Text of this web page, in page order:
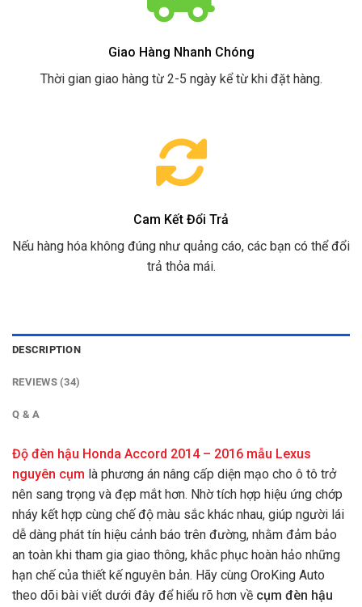
Giao Hàng Nhanh Chóng
Thời gian giao hàng từ 2-5 ngày kể từ khi đặt hàng.
Cam Kết Đổi Trả
Nếu hàng hóa không đúng như quảng cáo, các bạn có thể đổi
trả thỏa mái.
DESCRIPTION
REVIEWS (34)
Q & A
Độ đèn hậu Honda Accord 2014 – 2016 mẫu Lexus
nguyên cụm là phương án nâng cấp diện mạo cho ô tô trở
nên sang trọng và đẹp mắt hơn. Nhờ tích hợp hiệu ứng chớp
nháy kết hợp cùng chế độ màu sắc khác nhau, giúp người lái
dễ dàng phát tín hiệu cảnh báo trên đường, nhằm đảm bảo
an toàn khi tham gia giao thông, khắc phục hoàn hảo những
hạn chế của thiết kế nguyên bản. Hãy cùng OroKing Auto
theo dõi bài viết dưới đây để hiểu rõ hơn về cụm đèn hậu